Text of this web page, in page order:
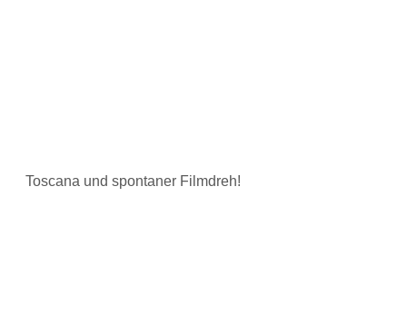
Toscana und spontaner Filmdreh!